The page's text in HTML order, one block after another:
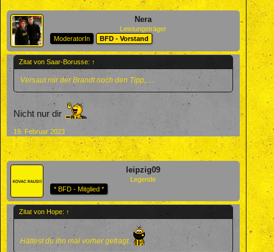
Nera
Leistungsträger
ModeratorIn
BFD - Vorstand
Zitat von Saar-Borusse: ↑
Versaut mir der Brandt noch den Tipp,.....
Nicht nur dir
19. Februar 2023
leipzig09
Legende
* BFD - Mitglied *
Zitat von Hope: ↑
Hättest du ihn mal vorher gefragt.